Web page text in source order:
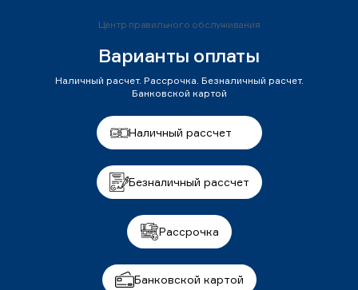
Центр правильного обслуживания
Варианты оплаты
Наличный расчет. Рассрочка. Безналичный расчет.
Банковской картой
Наличный рассчет
Безналичный рассчет
Рассрочка
Банковской картой